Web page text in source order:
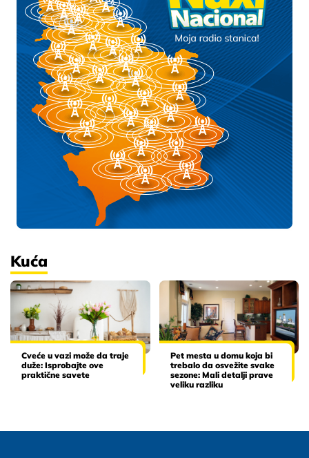
Kuća
Cveće u vazi može da traje
duže: Isprobajte ove
praktične savete
Pet mesta u domu koja bi
trebalo da osvežite svake
sezone: Mali detalji prave
veliku razliku